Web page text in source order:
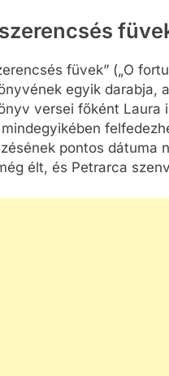
füvek” („O
egyik darabja,
versei főként Laura
pontos dátuma
élt, és Petrarca